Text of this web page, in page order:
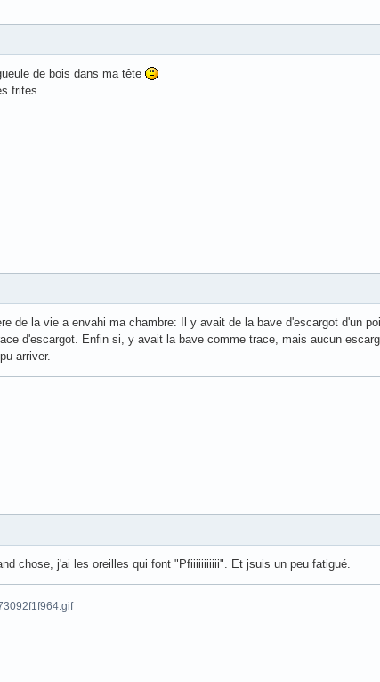
de bois dans ma tête
frites
de la vie a envahi ma chambre: Il y avait de la bave d'escargot d'un
d'escargot. Enfin si, y avait la bave comme trace, mais aucun
arriver.
chose, j'ai les oreilles qui font "Pfiiiiiiiiiii". Et jsuis un peu fatigué.